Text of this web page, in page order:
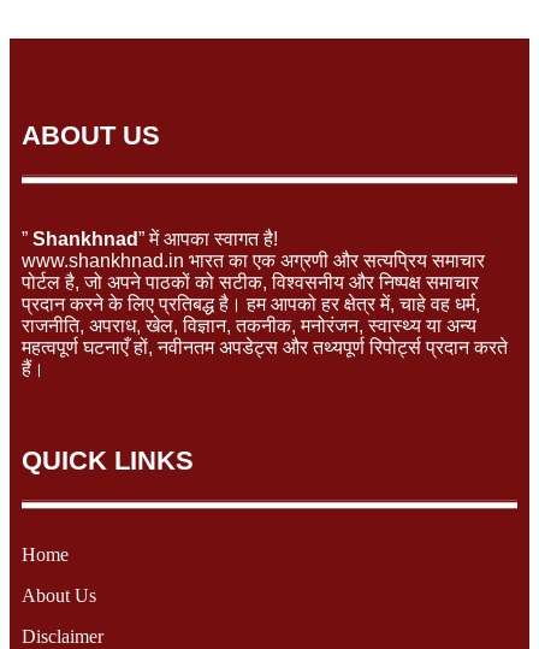
ABOUT US
” Shankhnad” में आपका स्वागत है!
www.shankhnad.in भारत का एक अग्रणी और सत्यप्रिय समाचार
पोर्टल है, जो अपने पाठकों को सटीक, विश्वसनीय और निष्पक्ष समाचार
प्रदान करने के लिए प्रतिबद्ध है। हम आपको हर क्षेत्र में, चाहे वह धर्म,
राजनीति, अपराध, खेल, विज्ञान, तकनीक, मनोरंजन, स्वास्थ्य या अन्य
महत्वपूर्ण घटनाएँ हों, नवीनतम अपडेट्स और तथ्यपूर्ण रिपोर्ट्स प्रदान करते
हैं।
QUICK LINKS
Home
About Us
Disclaimer